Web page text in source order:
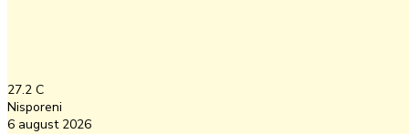
27.2 C
Nisporeni
6 august 2026